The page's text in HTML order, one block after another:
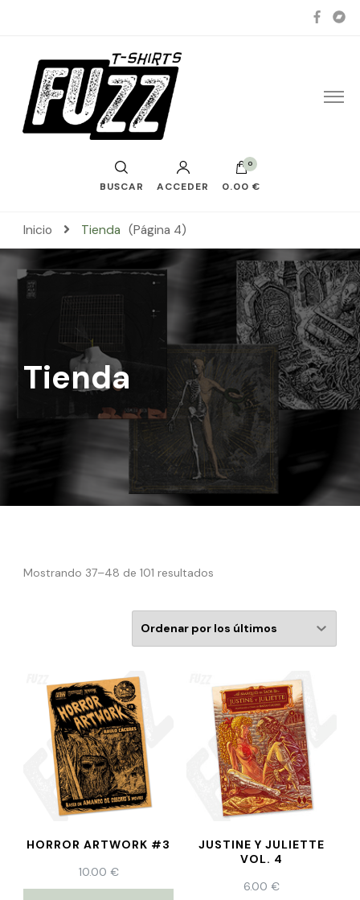
BUSCAR ACCEDER
0
0.00 €
Inicio Tienda (Página 4)
Tienda
Mostrando 37–48 de 101 resultados
HORROR ARTWORK #3
10.00 €
JUSTINE Y JULIETTE
VOL. 4
6.00 €